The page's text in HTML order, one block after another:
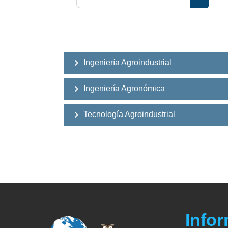
Buscar
Ingeniería Agroindustrial
Ingeniería Agronómica
Tecnología Agroindustrial